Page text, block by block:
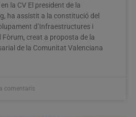
la CV El president de la
ha assistit a la constitució del
d’Infraestructures i
Fòrum, creat a proposta de la
de la Comunitat Valenciana
comentaris